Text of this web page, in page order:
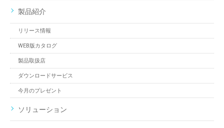
製品紹介
リリース情報
WEB版カタログ
製品取扱店
ダウンロードサービス
今月のプレゼント
ソリューション